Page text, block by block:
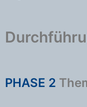
PHASE 2